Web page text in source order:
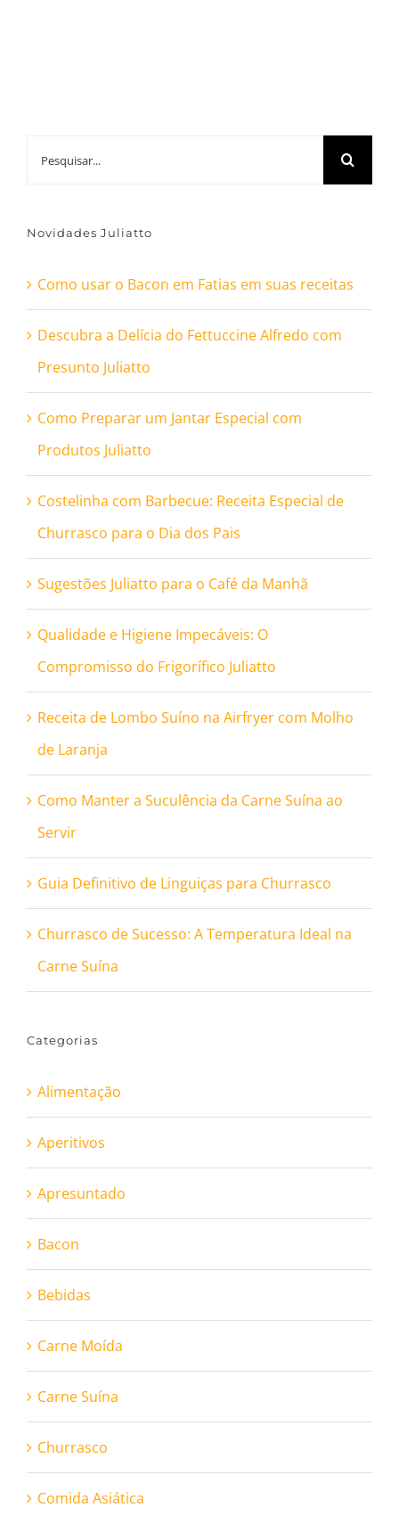
Novidades Juliatto
Como usar o Bacon em Fatias em suas receitas
Descubra a Delícia do Fettuccine Alfredo com
Presunto Juliatto
Como Preparar um Jantar Especial com
Produtos Juliatto
Costelinha com Barbecue: Receita Especial de
Churrasco para o Dia dos Pais
Sugestões Juliatto para o Café da Manhã
Qualidade e Higiene Impecáveis: O
Compromisso do Frigorífico Juliatto
Receita de Lombo Suíno na Airfryer com Molho
de Laranja
Como Manter a Suculência da Carne Suína ao
Servir
Guia Definitivo de Linguiças para Churrasco
Churrasco de Sucesso: A Temperatura Ideal na
Carne Suína
Categorias
Alimentação
Aperitivos
Apresuntado
Bacon
Bebidas
Carne Moída
Carne Suína
Churrasco
Comida Asiática